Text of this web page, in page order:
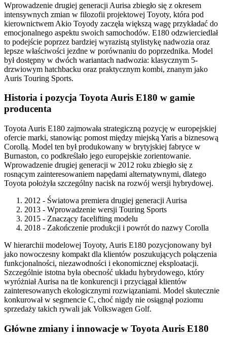
Wprowadzenie drugiej generacji Aurisa zbiegło się z okresem
intensywnych zmian w filozofii projektowej Toyoty, która pod
kierownictwem Akio Toyody zaczęła większą wagę przykładać do
emocjonalnego aspektu swoich samochodów. E180 odzwierciedlał
to podejście poprzez bardziej wyrazistą stylistykę nadwozia oraz
lepsze właściwości jezdne w porównaniu do poprzednika. Model
był dostępny w dwóch wariantach nadwozia: klasycznym 5-
drzwiowym hatchbacku oraz praktycznym kombi, znanym jako
Auris Touring Sports.
Historia i pozycja Toyota Auris E180 w gamie
producenta
Toyota Auris E180 zajmowała strategiczną pozycję w europejskiej
ofercie marki, stanowiąc pomost między miejską Yaris a biznesową
Corollą. Model ten był produkowany w brytyjskiej fabryce w
Burnaston, co podkreślało jego europejskie zorientowanie.
Wprowadzenie drugiej generacji w 2012 roku zbiegło się z
rosnącym zainteresowaniem napędami alternatywnymi, dlatego
Toyota położyła szczególny nacisk na rozwój wersji hybrydowej.
2012 - Światowa premiera drugiej generacji Aurisa
2013 - Wprowadzenie wersji Touring Sports
2015 - Znaczący facelifting modelu
2018 - Zakończenie produkcji i powrót do nazwy Corolla
W hierarchii modelowej Toyoty, Auris E180 pozycjonowany był
jako nowoczesny kompakt dla klientów poszukujących połączenia
funkcjonalności, niezawodności i ekonomicznej eksploatacji.
Szczególnie istotna była obecność układu hybrydowego, który
wyróżniał Aurisa na tle konkurencji i przyciągał klientów
zainteresowanych ekologicznymi rozwiązaniami. Model skutecznie
konkurował w segmencie C, choć nigdy nie osiągnął poziomu
sprzedaży takich rywali jak Volkswagen Golf.
Główne zmiany i innowacje w Toyota Auris E180